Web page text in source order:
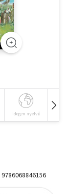
Idegen nyelvű
9786068846156